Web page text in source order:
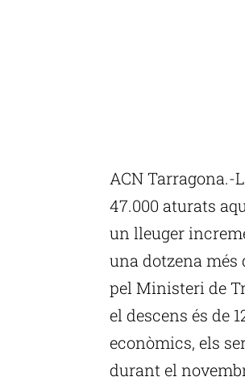
ACN Tarragona.-
47.000 aturats
un lleuger
una dotzena més
pel Ministeri de
el descens és de
econòmics, els
durant el